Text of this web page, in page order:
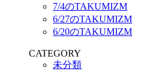
7/4のTAKUMIZM
6/27のTAKUMIZM
6/20のTAKUMIZM
CATEGORY
未分類